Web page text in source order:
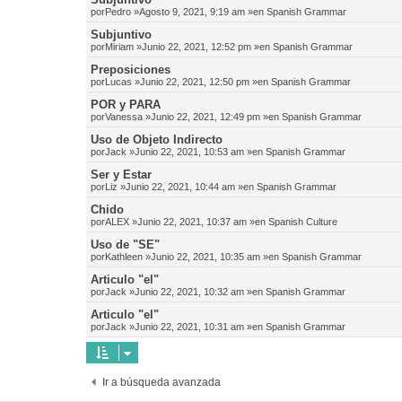
porPedro »Agosto 9, 2021, 9:19 am »en Spanish Grammar
Subjuntivo
porMiriam »Junio 22, 2021, 12:52 pm »en Spanish Grammar
Preposiciones
porLucas »Junio 22, 2021, 12:50 pm »en Spanish Grammar
POR y PARA
porVanessa »Junio 22, 2021, 12:49 pm »en Spanish Grammar
Uso de Objeto Indirecto
porJack »Junio 22, 2021, 10:53 am »en Spanish Grammar
Ser y Estar
porLiz »Junio 22, 2021, 10:44 am »en Spanish Grammar
Chido
porALEX »Junio 22, 2021, 10:37 am »en Spanish Culture
Uso de "SE"
porKathleen »Junio 22, 2021, 10:35 am »en Spanish Grammar
Articulo "el"
porJack »Junio 22, 2021, 10:32 am »en Spanish Grammar
Articulo "el"
porJack »Junio 22, 2021, 10:31 am »en Spanish Grammar
Ir a búsqueda avanzada